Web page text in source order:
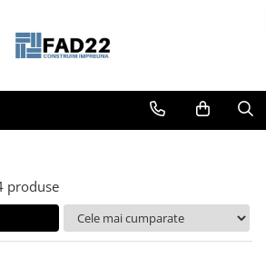
produse